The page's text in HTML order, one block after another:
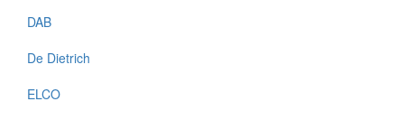
DAB
De Dietrich
ELCO